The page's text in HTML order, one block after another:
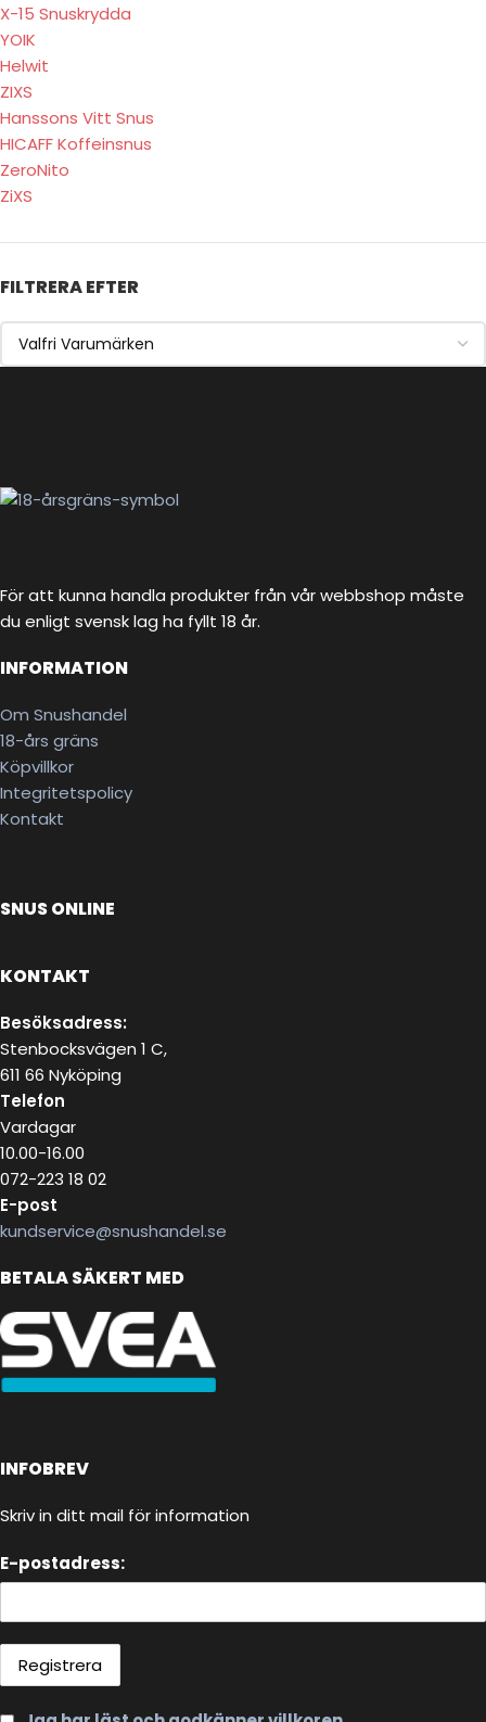
X-15 Snuskrydda
YOIK
Helwit
ZIXS
Hanssons Vitt Snus
HICAFF Koffeinsnus
ZeroNito
ZiXS
FILTRERA EFTER
För att kunna handla produkter från vår webbshop måste
du enligt svensk lag ha fyllt 18 år.
INFORMATION
Om Snushandel
18-års gräns
Köpvillkor
Integritetspolicy
Kontakt
SNUS ONLINE
KONTAKT
Besöksadress:
Stenbocksvägen 1 C,
611 66 Nyköping
Telefon
Vardagar
10.00-16.00
072-223 18 02
E-post
kundservice@snushandel.se
BETALA SÄKERT MED
INFOBREV
Skriv in ditt mail för information
E-postadress: